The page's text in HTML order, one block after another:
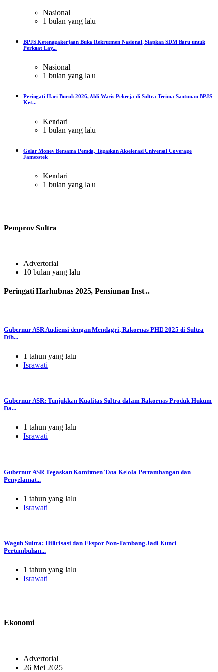
Nasional
1 bulan yang lalu
BPJS Ketenagakerjaan Buka Rekrutmen Nasional, Siapkan SDM Baru untuk
Perkuat Lay...
Nasional
1 bulan yang lalu
Peringati Hari Buruh 2026, Ahli Waris Pekerja di Sultra Terima Santunan BPJS
Ket...
Kendari
1 bulan yang lalu
Gelar Monev Bersama Pemda, Tegaskan Akselerasi Universal Coverage
Jamsostek
Kendari
1 bulan yang lalu
Pemprov Sultra
Advertorial
10 bulan yang lalu
Peringati Harhubnas 2025, Pensiunan Inst...
Gubernur ASR Audiensi dengan Mendagri, Rakornas PHD 2025 di Sultra
Dih...
1 tahun yang lalu
Israwati
Gubernur ASR: Tunjukkan Kualitas Sultra dalam Rakornas Produk Hukum
Da...
1 tahun yang lalu
Israwati
Gubernur ASR Tegaskan Komitmen Tata Kelola Pertambangan dan
Penyelamat...
1 tahun yang lalu
Israwati
Wagub Sultra: Hilirisasi dan Ekspor Non-Tambang Jadi Kunci
Pertumbuhan...
1 tahun yang lalu
Israwati
Ekonomi
Advertorial
26 Mei 2025